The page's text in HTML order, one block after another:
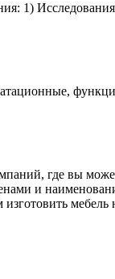
1)
где вы
и
мебель